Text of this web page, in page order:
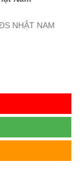
NHẬT NAM